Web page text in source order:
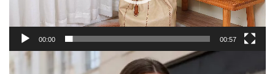
00:00 00:57